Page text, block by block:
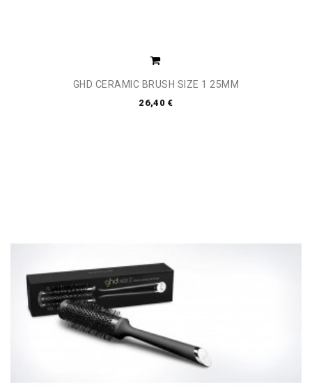
GHD CERAMIC BRUSH SIZE 1 25MM
26,40 €